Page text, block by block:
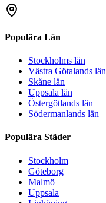
Populära Län
Stockholms län
Västra Götalands län
Skåne län
Uppsala län
Östergötlands län
Södermanlands län
Populära Städer
Stockholm
Göteborg
Malmö
Uppsala